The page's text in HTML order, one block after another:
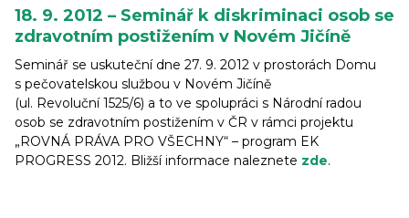
18. 9. 2012 – Seminář k diskriminaci osob se
zdravotním postižením v Novém Jičíně
Seminář se uskuteční dne 27. 9. 2012 v prostorách Domu
s pečovatelskou službou v Novém Jičíně
(ul. Revoluční 1525/6) a to ve spolupráci s Národní radou
osob se zdravotním postižením v ČR v rámci projektu
„ROVNÁ PRÁVA PRO VŠECHNY“ – program EK
PROGRESS 2012. Bližší informace naleznete zde.